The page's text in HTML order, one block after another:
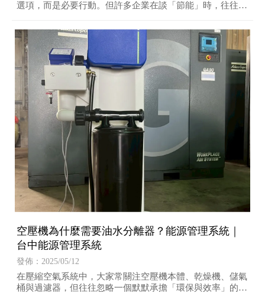
選項，而是必要行動。但許多企業在談「節能」時，往往陷
果？
空壓機為什麼需要油水分離器？能源管理系統｜
台中能源管理系統
發佈：2025/05/12
在壓縮空氣系統中，大家常關注空壓機本體、乾燥機、儲氣
桶與過濾器，但往往忽略一個默默承擔「環保與效率」的關